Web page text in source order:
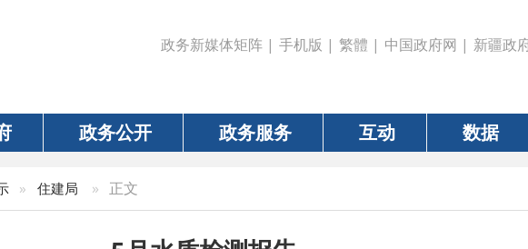
政务新媒体矩阵 | 手机版| 繁體 | 中国政府网| 新疆政府网| 克州政府网 |
政务公开 政务服务 互动 数据 网站地图